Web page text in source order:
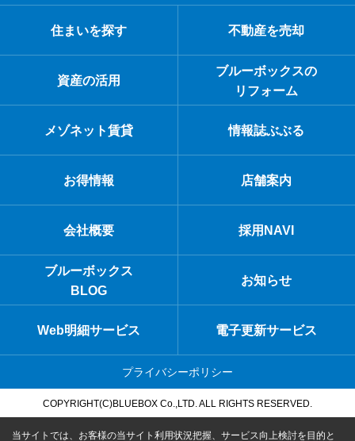
住まいを探す 不動産を売却
資産の活用
ブルーボックスの
リフォーム
メゾネット賃貸 情報誌ぶぶる
お得情報 店舗案内
会社概要 採用NAVI
ブルーボックス
BLOG
お知らせ
Web明細サービス 電子更新サービス
プライバシーポリシー
COPYRIGHT(C)BLUEBOX Co.,LTD. ALL RIGHTS RESERVED.
当サイトでは、お客様の当サイト利用状況把握、サービス向上検討を目的と